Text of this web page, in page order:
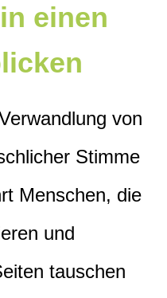
einen
von
Stimme
Menschen, die
und
tauschen